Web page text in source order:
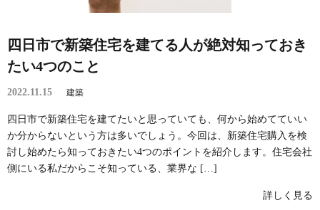
四日市で新築住宅を建てる人が絶対知っておき
たい4つのこと
2022.11.15 建築
四日市で新築住宅を建てたいと思っていても、何から始めてていい
か分からないという方は多いでしょう。今回は、新築住宅購入を検
討し始めたら知っておきたい4つのポイントを紹介します。住宅会社
側にいる私だからこそ知っている、業界な […]
詳しく見る